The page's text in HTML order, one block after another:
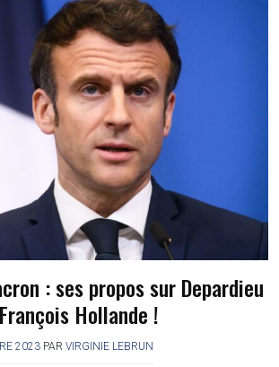
: ses propos sur Depardieu
Hollande !
2023 PAR VIRGINIE LEBRUN